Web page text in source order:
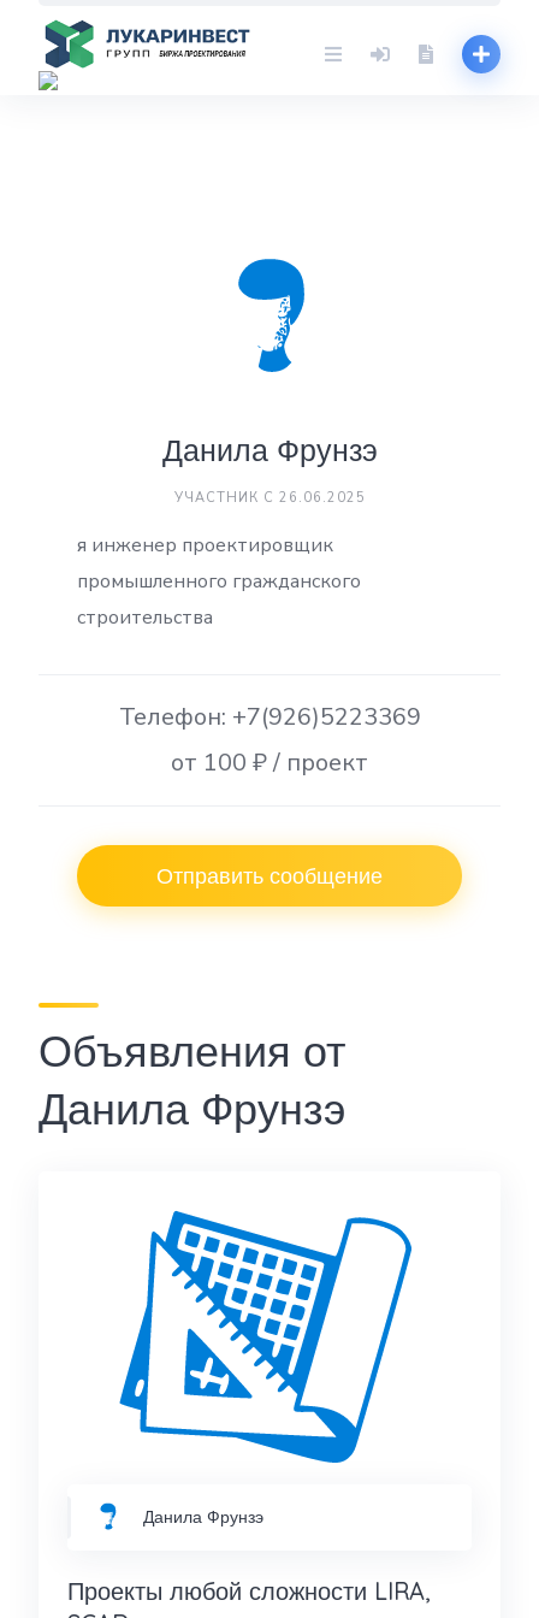
content
Данила Фрунзэ
УЧАСТНИК С 26.06.2025
я инженер проектировщик
промышленного гражданского
строительства
Телефон: +7(926)5223369
от 100 ₽ / проект
Отправить сообщение
Объявления от
Данила Фрунзэ
Данила Фрунзэ
Проекты любой сложности LIRA,